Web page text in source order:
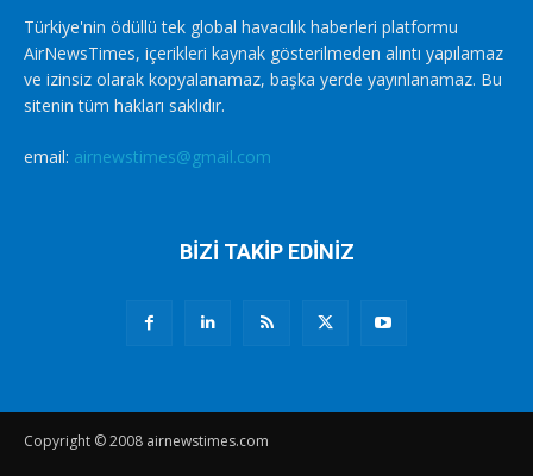
Türkiye'nin ödüllü tek global havacılık haberleri platformu
AirNewsTimes, içerikleri kaynak gösterilmeden alıntı yapılamaz
ve izinsiz olarak kopyalanamaz, başka yerde yayınlanamaz. Bu
sitenin tüm hakları saklıdır.
email: airnewstimes@gmail.com
BİZİ TAKİP EDİNİZ
Copyright © 2008 airnewstimes.com